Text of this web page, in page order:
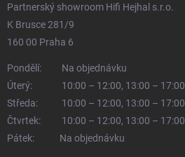
Partnerský showroom Hifi Hejhal s.r.o.
K Brusce 281/9
160 00 Praha 6
Pondělí:
Na objednávku
Úterý:
10:00 – 12:00, 13:00 – 17:00
Středa:
10:00 – 12:00, 13:00 – 17:00
Čtvrtek:
10:00 – 12:00, 13:00 – 17:00
Pátek:
Na objednávku